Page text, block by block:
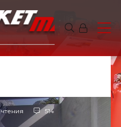
514